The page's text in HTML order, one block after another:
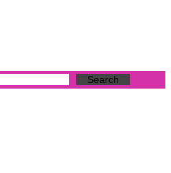
Search